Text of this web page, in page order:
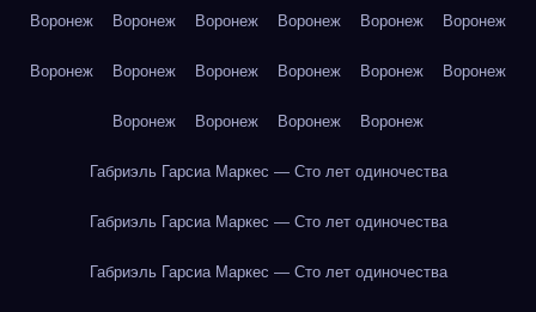
Воронеж Воронеж Воронеж Воронеж Воронеж Воронеж
Воронеж Воронеж Воронеж Воронеж Воронеж Воронеж
Воронеж Воронеж Воронеж Воронеж
Габриэль Гарсиа Маркес — Сто лет одиночества
Габриэль Гарсиа Маркес — Сто лет одиночества
Габриэль Гарсиа Маркес — Сто лет одиночества